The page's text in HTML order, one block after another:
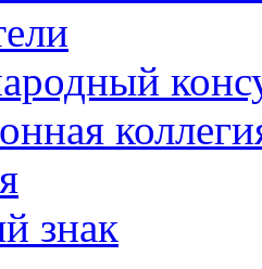
знак